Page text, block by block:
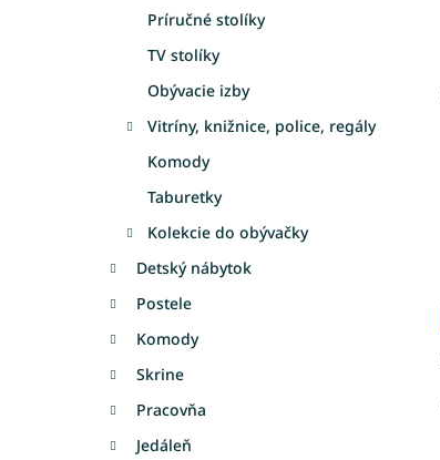
Príručné stolíky
TV stolíky
Obývacie izby
Vitríny, knižnice, police, regály
Komody
Taburetky
Kolekcie do obývačky
Detský nábytok
Postele
Komody
Skrine
Pracovňa
Jedáleň